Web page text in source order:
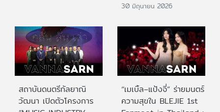
30 มิถุนายน 2026
สถาบันดนตรีกัลยาณิ
วัฒนา เปิดตัวโครงการ
“เมเบิ้ล–แป้งจี่” ร่ายมนตร์
ความสุขใน BLEJIE 1st